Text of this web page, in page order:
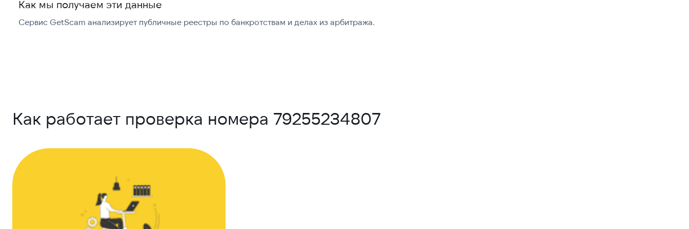
Как мы получаем эти данные
Сервис GetScam анализирует публичные реестры по банкротствам и делах из арбитража.
Как работает проверка номера 79255234807